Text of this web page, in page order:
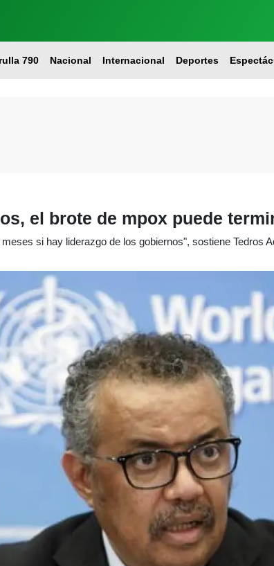
790 Nacional Internacional Deportes
el brote de mpox puede
si hay liderazgo de los gobiernos", sostiene Tedros